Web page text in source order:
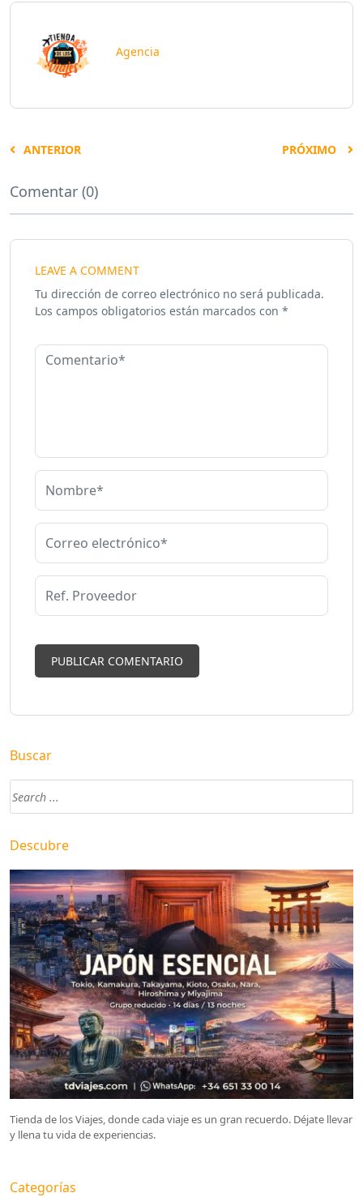
Agencia
ANTERIOR PRÓXIMO
Comentar (0)
LEAVE A COMMENT
Tu dirección de correo electrónico no será publicada.
Los campos obligatorios están marcados con *
Buscar
Descubre
Tienda de los Viajes, donde cada viaje es un gran recuerdo. Déjate llevar
y llena tu vida de experiencias.
Categorías